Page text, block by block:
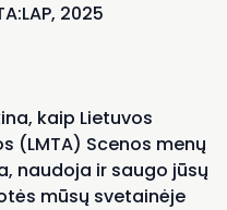
LAP, 2025
kaip Lietuvos
(LMTA) Scenos menų
naudoja ir saugo jūsų
mūsų svetainėje